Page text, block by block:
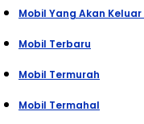
Mobil Yang Akan
Mobil Terbaru
Mobil Termurah
Mobil Termahal